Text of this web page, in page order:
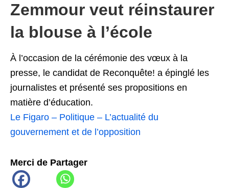
Zemmour veut réinstaurer
la blouse à l’école
À l’occasion de la cérémonie des vœux à la
presse, le candidat de Reconquête! a épinglé les
journalistes et présenté ses propositions en
matière d’éducation.
Le Figaro – Politique – L’actualité du
gouvernement et de l’opposition
Merci de Partager